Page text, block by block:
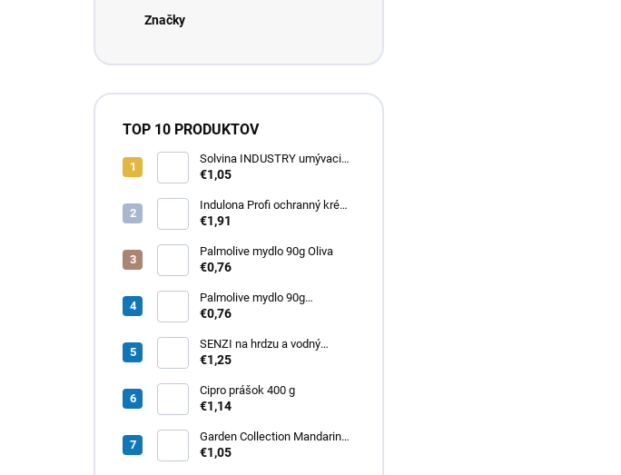
Značky
TOP 10 PRODUKTOV
Solvina INDUSTRY umývacia
pasta na ruky 450g
€1,05
Indulona Profi ochranný krém
na ruky 100ml
€1,91
Palmolive mydlo 90g Oliva
€0,76
Palmolive mydlo 90g
Milk&amp;Honey
€0,76
SENZI na hrdzu a vodný
kameň 450 g
€1,25
Cipro prášok 400 g
€1,14
Garden Collection Mandarin
osviežovač vzduchu 300ml
€1,05